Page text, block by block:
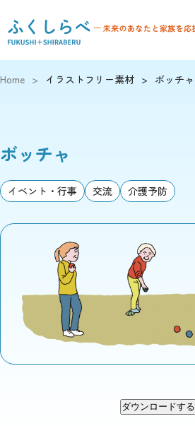
Home > イラストフリー素材 > ボッチャ
ボッチャ
イベント・行事 交流 介護予防
ダウンロードする